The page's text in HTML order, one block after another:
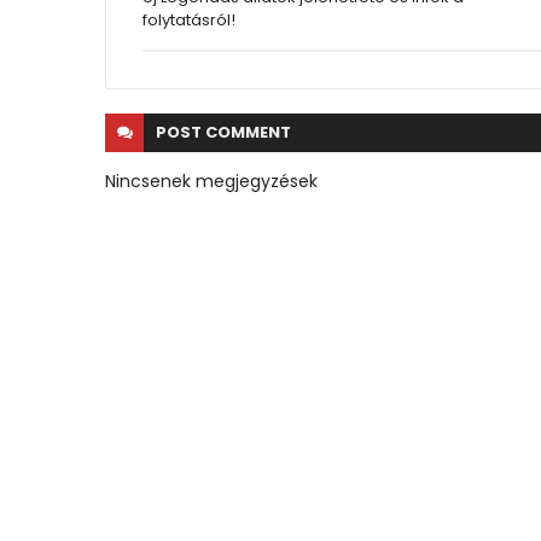
folytatásról!
POST COMMENT
Nincsenek megjegyzések